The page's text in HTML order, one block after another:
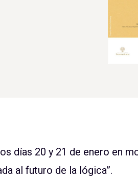
días 20 y 21 de enero en
al futuro de la lógica”.